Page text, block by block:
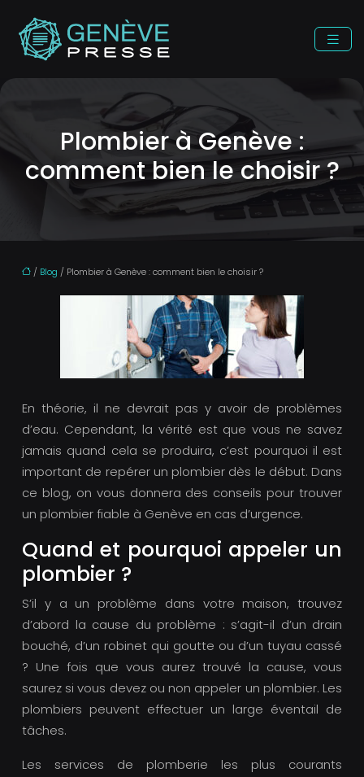
Plombier à Genève :
comment bien le choisir ?
/ Blog / Plombier à Genève : comment bien le choisir ?
En théorie, il ne devrait pas y avoir de problèmes
d’eau. Cependant, la vérité est que vous ne savez
jamais quand cela se produira, c’est pourquoi il est
important de repérer un plombier dès le début. Dans
ce blog, on vous donnera des conseils pour trouver
un plombier fiable à Genève en cas d’urgence.
Quand et pourquoi appeler un
plombier ?
S’il y a un problème dans votre maison, trouvez
d’abord la cause du problème : s’agit-il d’un drain
bouché, d’un robinet qui goutte ou d’un tuyau cassé
? Une fois que vous aurez trouvé la cause, vous
saurez si vous devez ou non appeler un plombier. Les
plombiers peuvent effectuer un large éventail de
tâches.
Les services de plomberie les plus courants